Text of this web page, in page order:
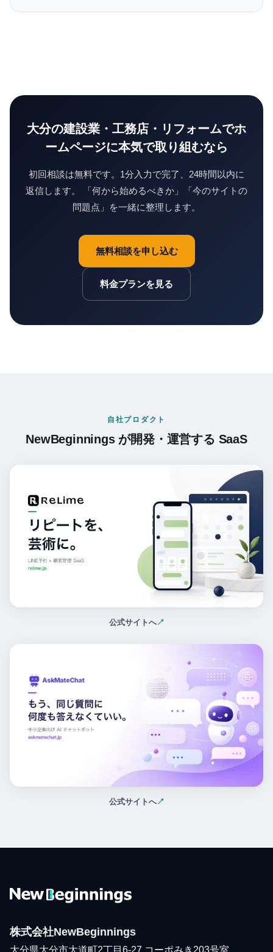
大分の建設業・工務店・リフォームでホ
ームページに本気で取り組むなら
初回相談は無料です。1分入力で完了、24時間以内に
返信します。 「何から始めるべきか」「今のサイトの
問題点」を一緒に整理します。
無料相談を申し込む
料金プランを見る
自社プロダクト
NewBeginnings が開発・運営する SaaS
公式サイトへ↗
（新しいタブで開く）
公式サイトへ↗
（新しいタブで開く）
株式会社NewBeginnings
大分県大分市大道町2丁目6-27 コーポみき203号室